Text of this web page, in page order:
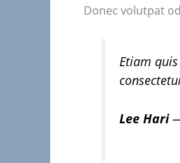
Donec volutpat
Etiam
Lee Hari—